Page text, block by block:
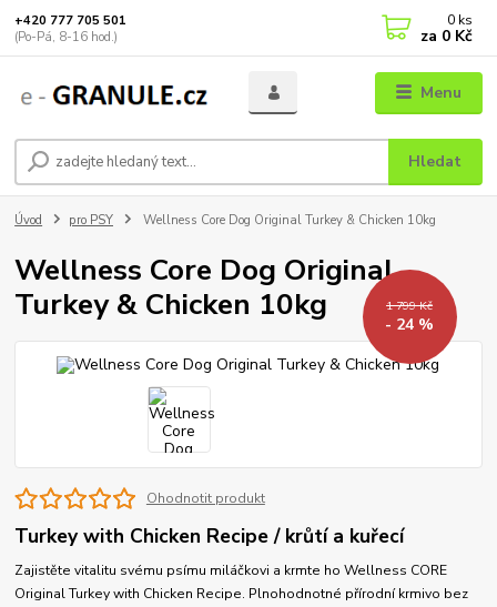
Menu
Hledat
+420 777 705 501
(Po-Pá, 8-16 hod.)
0 ks
za 0 Kč
Úvod pro PSY Wellness Core Dog Original Turkey & Chicken 10kg
Wellness Core Dog Original
Turkey & Chicken 10kg
1 799 Kč
- 24 %
Ohodnotit produkt
Turkey with Chicken Recipe / krůtí a kuřecí
Zajistěte vitalitu svému psímu miláčkovi a krmte ho Wellness CORE
Original Turkey with Chicken Recipe. Plnohodnotné přírodní krmivo bez